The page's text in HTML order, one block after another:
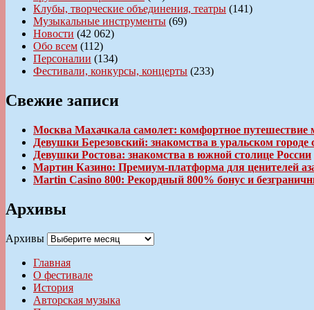
Клубы, творческие объединения, театры (141)
Музыкальные инструменты (69)
Новости (42 062)
Обо всем (112)
Персоналии (134)
Фестивали, конкурсы, концерты (233)
Свежие записи
Москва Махачкала самолет: комфортное путешествие
Девушки Березовский: знакомства в уральском
Девушки Ростова: знакомства в южной столице России
Мартин Казино: Премиум-платформа для ценителей
Martin Casino 800: Рекордный 800% бонус и
Архивы
Архивы
Главная
О фестивале
История
Авторская музыка